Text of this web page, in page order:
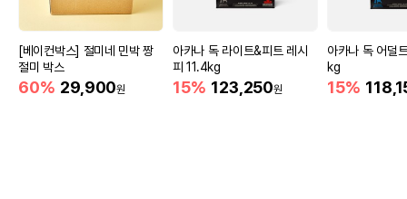
[베이컨박스] 절미네 민박 짱
절미 박스
60% 29,900원
아카나 독 라이트&피트 레시
피 11.4kg
15% 123,250원
아카나 독 어덜
kg
15%